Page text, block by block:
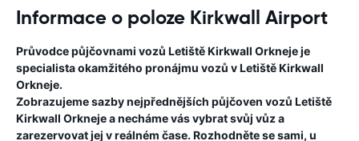
Informace o poloze Kirkwall Airport
Průvodce půjčovnami vozů Letiště Kirkwall Orknejeje
specialista okamžitého pronájmu vozů vLetiště Kirkwall
Orkneje.
Zobrazujeme sazby nejpřednějších půjčoven vozů Letiště
Kirkwall Orknejea necháme vás vybrat svůj vůz a
zarezervovat jej v reálném čase. Rozhodněte se sami, u